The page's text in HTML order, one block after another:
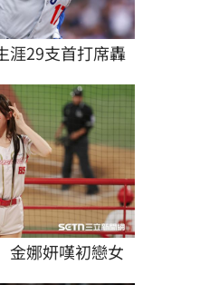
涯29支首打席轟
金娜妍嘆初戀女